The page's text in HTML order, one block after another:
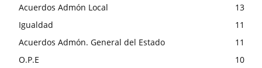
Acuerdos Admón Local
13
Igualdad
11
Acuerdos Admón. General del Estado
11
O.P.E
10